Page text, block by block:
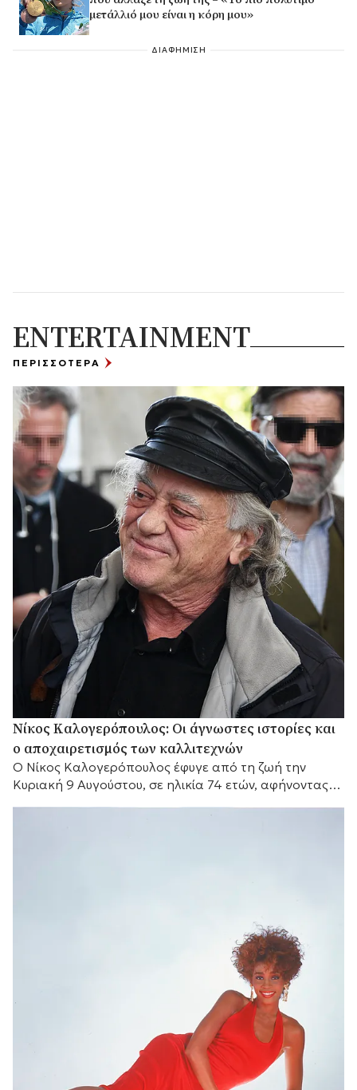
μετάλλιό μου είναι η κόρη μου»
ΔΙΑΦΗΜΙΣΗ
ENTERTAINMENT
ΠΕΡΙΣΣΟΤΕΡΑ
Νίκος Καλογερόπουλος: Οι άγνωστες ιστορίες και
ο αποχαιρετισμός των καλλιτεχνών
Ο Νίκος Καλογερόπουλος έφυγε από τη ζωή την
Κυριακή 9 Αυγούστου, σε ηλικία 74 ετών, αφήνοντας